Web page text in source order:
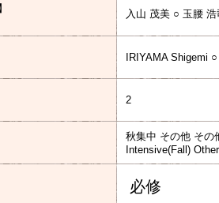
入山 茂美 ○ 玉腰
IRIYAMA Shigemi
2
秋集中 その他 その
Intensive(Fall)
必修